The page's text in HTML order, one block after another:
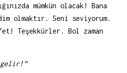
mümkün olacak! Bana
olmaktır. Seni seviyorum.
Teşekkürler. Bol zaman
gelir!”